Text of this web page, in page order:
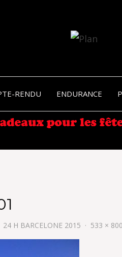
RENDU ENDURANCE
24 H BARCELONE 2015 533 × 800